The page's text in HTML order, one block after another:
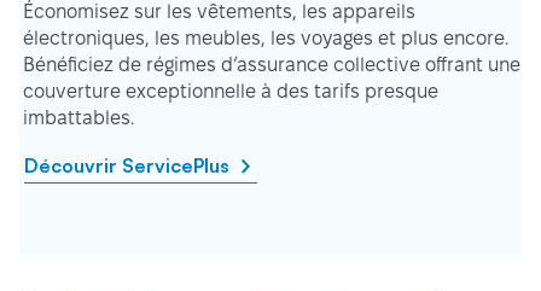
Économisez sur les vêtements, les appareils
électroniques, les meubles, les voyages et plus encore.
Bénéficiez de régimes d’assurance collective offrant une
couverture exceptionnelle à des tarifs presque
imbattables.
Découvrir ServicePlus